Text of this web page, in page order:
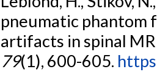
pneumatic phantom
artifacts in spinal
79(1), 600-605.